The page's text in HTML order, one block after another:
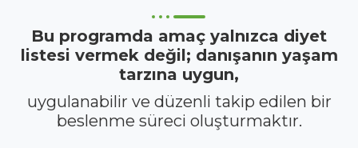
Bu programda amaç yalnızca diyet
listesi vermek değil; danışanın yaşam
tarzına uygun,
uygulanabilir ve düzenli takip edilen bir
beslenme süreci oluşturmaktır.